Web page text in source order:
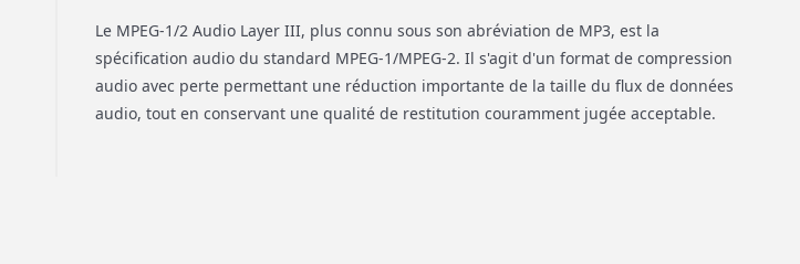
Le MPEG-1/2 Audio Layer III, plus connu sous son abréviation de MP3, est la
spécification audio du standard MPEG-1/MPEG-2. Il s'agit d'un format de compression
audio avec perte permettant une réduction importante de la taille du flux de données
audio, tout en conservant une qualité de restitution couramment jugée acceptable.